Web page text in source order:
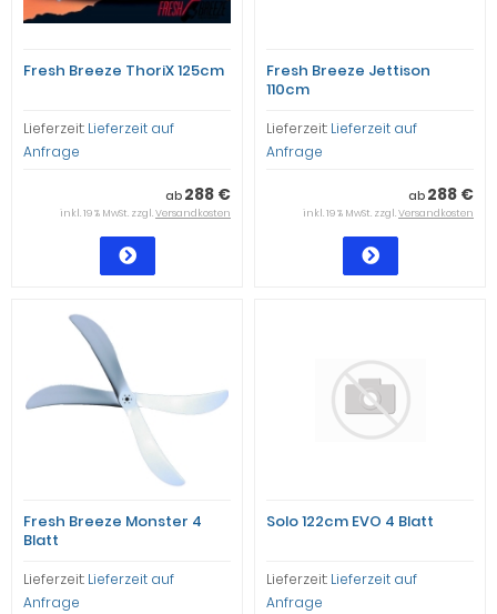
Fresh Breeze ThoriX 125cm
Lieferzeit: Lieferzeit auf
Anfrage
ab 288 €
inkl. 19 % MwSt. zzgl.Versandkosten
Fresh Breeze Jettison
110cm
Lieferzeit: Lieferzeit auf
Anfrage
ab 288 €
inkl. 19 % MwSt. zzgl.Versandkosten
Fresh Breeze Monster 4
Blatt
Lieferzeit: Lieferzeit auf
Anfrage
Solo 122cm EVO 4 Blatt
Lieferzeit: Lieferzeit auf
Anfrage